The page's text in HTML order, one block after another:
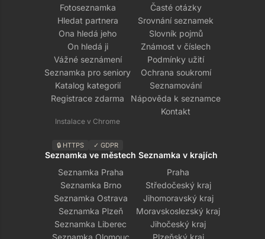
Fotoseznamka
Hledat partnera
Ona hledá jeho
On hledá ji
Vážné seznámení
Seznamka pro seniory
Katalog kategorií
Registrace zdarma
Instalace v Chrome
🔒 HTTPS ✓ GDPR
Časté otázky
Srovnání seznamek
Slovník pojmů
Známost v číslech
Podmínky užití
Ochrana soukromí
Seznamování
Nápověda k seznamce
Kontakt
Seznamka ve městech
Seznamka Praha
Seznamka Brno
Seznamka Ostrava
Seznamka Plzeň
Seznamka Liberec
Seznamka Olomouc
Seznamka v krajích
Praha
Středočeský kraj
Jihomoravský kraj
Moravskoslezský kraj
Jihočeský kraj
Plzeňský kraj